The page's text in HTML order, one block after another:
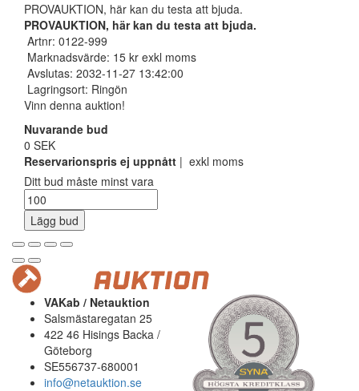
PROVAUKTION, här kan du testa att bjuda.
PROVAUKTION, här kan du testa att bjuda.
Artnr: 0122-999
Marknadsvärde: 15 kr exkl moms
Avslutas: 2032-11-27 13:42:00
Lagringsort: Ringön
Vinn denna auktion!
Nuvarande bud
0 SEK
Reservarionspris ej uppnått | exkl moms
Ditt bud måste minst vara
Lägg bud
VAKab / Netauktion
Salsmästaregatan 25
422 46 Hisings Backa /
Göteborg
SE556737-680001
info@netauktion.se